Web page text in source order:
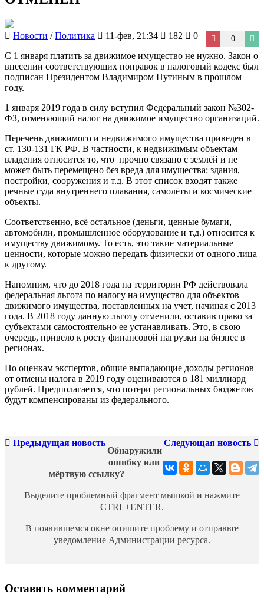
Новости /Политика 11-фев, 21:34 182 0 0
С 1 января платить за движимое имущество не нужно. Закон о
внесении соответствующих поправок в налоговый кодекс был
подписан Президентом Владимиром Путиным в прошлом
году.
1 января 2019 года в силу вступил Федеральный закон №302-
ФЗ, отменяющий налог на движимое имущество организаций.
Перечень движимого и недвижимого имущества приведен в
ст. 130-131 ГК РФ. В частности, к недвижимым объектам
владения относится то, что прочно связано с землёй и не
может быть перемещено без вреда для имущества: здания,
постройки, сооружения и т.д. В этот список входят также
речные суда внутреннего плавания, самолёты и космические
объекты.
Соответственно, всё остальное (деньги, ценные бумаги,
автомобили, промышленное оборудование и т.д.) относится к
имуществу движимому. То есть, это такие материальные
ценности, которые можно передать физически от одного лица
к другому.
Напомним, что до 2018 года на территории РФ действовала
федеральная льгота по налогу на имущество для объектов
движимого имущества, поставленных на учет, начиная с 2013
года. В 2018 году данную льготу отменили, оставив право за
субъектами самостоятельно ее устанавливать. Это, в свою
очередь, привело к росту финансовой нагрузки на бизнес в
регионах.
По оценкам экспертов, общие выпадающие доходы регионов
от отмены налога в 2019 году оцениваются в 181 миллиард
рублей. Предполагается, что потери региональных бюджетов
будут компенсированы из федерального.
Предыдущая новость Следующая новость
Обнаружили
ошибку или
мёртвую ссылку?
Выделите проблемный фрагмент мышкой и нажмите
CTRL+ENTER.
В появившемся окне опишите проблему и отправьте
уведомление Администрации ресурса.
Оставить комментарий